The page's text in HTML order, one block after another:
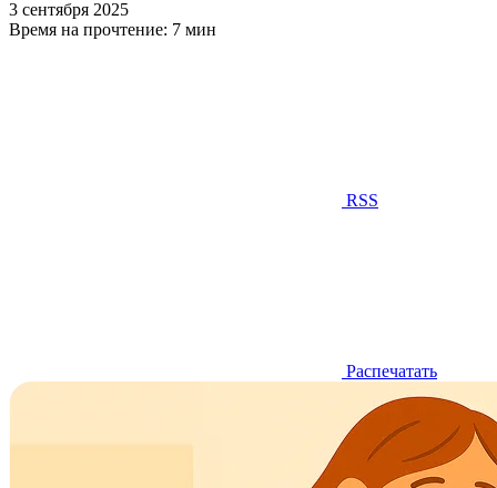
3 сентября 2025
Время на прочтение: 7 мин
RSS
Распечатать